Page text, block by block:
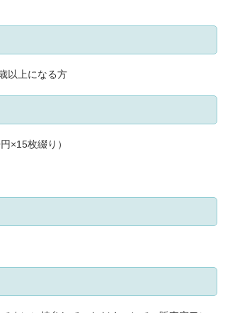
以上になる方
×15枚綴り）